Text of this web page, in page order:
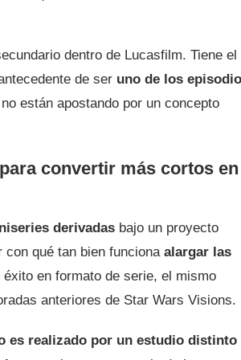
dentro de Lucasfilm. Tiene el
de ser uno de los
están apostando por un concepto
convertir más cortos en
derivadas bajo un proyecto
qué tan bien funciona alargar las
en formato de serie, el mismo
anteriores de Star Wars Visions.
es realizado por un estudio distinto